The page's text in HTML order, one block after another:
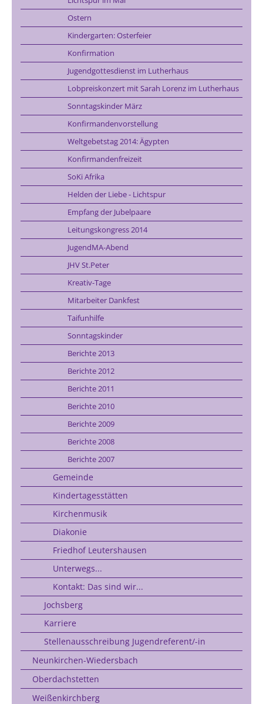
Ostern
Kindergarten: Osterfeier
Konfirmation
Jugendgottesdienst im Lutherhaus
Lobpreiskonzert mit Sarah Lorenz im Lutherhaus
Sonntagskinder März
Konfirmandenvorstellung
Weltgebetstag 2014: Ägypten
Konfirmandenfreizeit
SoKi Afrika
Helden der Liebe - Lichtspur
Empfang der Jubelpaare
Leitungskongress 2014
JugendMA-Abend
JHV St.Peter
Kreativ-Tage
Mitarbeiter Dankfest
Taifunhilfe
Sonntagskinder
Berichte 2013
Berichte 2012
Berichte 2011
Berichte 2010
Berichte 2009
Berichte 2008
Berichte 2007
Gemeinde
Kindertagesstätten
Kirchenmusik
Diakonie
Friedhof Leutershausen
Unterwegs...
Kontakt: Das sind wir...
Jochsberg
Karriere
Stellenausschreibung Jugendreferent/-in
Neunkirchen-Wiedersbach
Oberdachstetten
Weißenkirchberg